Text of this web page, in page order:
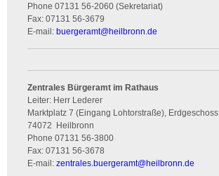
Phone 07131 56-2060 (Sekretariat)
Fax: 07131 56-3679
E-mail: buergeramt@heilbronn.de
Zentrales Bürgeramt im Rathaus
Leiter: Herr Lederer
Marktplatz 7 (Eingang Lohtorstraße), Erdgeschoss
74072
Heilbronn
Phone 07131 56-3800
Fax: 07131 56-3678
E-mail: zentrales.buergeramt@heilbronn.de